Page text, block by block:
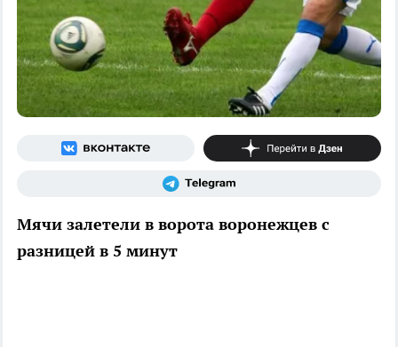
Мячи залетели в ворота воронежцев с
разницей в 5 минут